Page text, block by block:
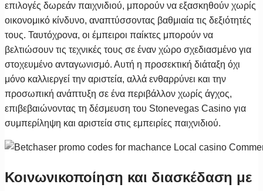
επιλογές δωρεάν παιχνιδιού, μπορούν να εξασκηθούν χωρίς
οικονομικό κίνδυνο, αναπτύσσοντας βαθμιαία τις δεξιότητές
τους. Ταυτόχρονα, οι έμπειροι παίκτες μπορούν να
βελτιώσουν τις τεχνικές τους σε έναν χώρο σχεδιασμένο για
στοχευμένο ανταγωνισμό. Αυτή η προσεκτική διάταξη όχι
μόνο καλλιεργεί την αριστεία, αλλά ενθαρρύνει και την
προσωπική ανάπτυξη σε ένα περιβάλλον χωρίς άγχος,
επιβεβαιώνοντας τη δέσμευση του Stonevegas Casino για
συμπερίληψη και αριστεία στις εμπειρίες παιχνιδιού.
Κοινωνικοποίηση και διασκέδαση με